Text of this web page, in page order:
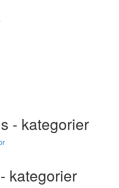
- kategorier
kategorier